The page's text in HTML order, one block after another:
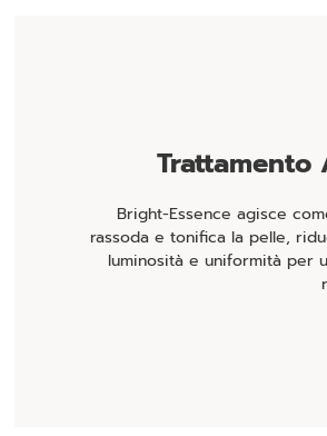
Bright-Essence agisce
rassoda e tonifica la pelle,
luminosità e uniformità per